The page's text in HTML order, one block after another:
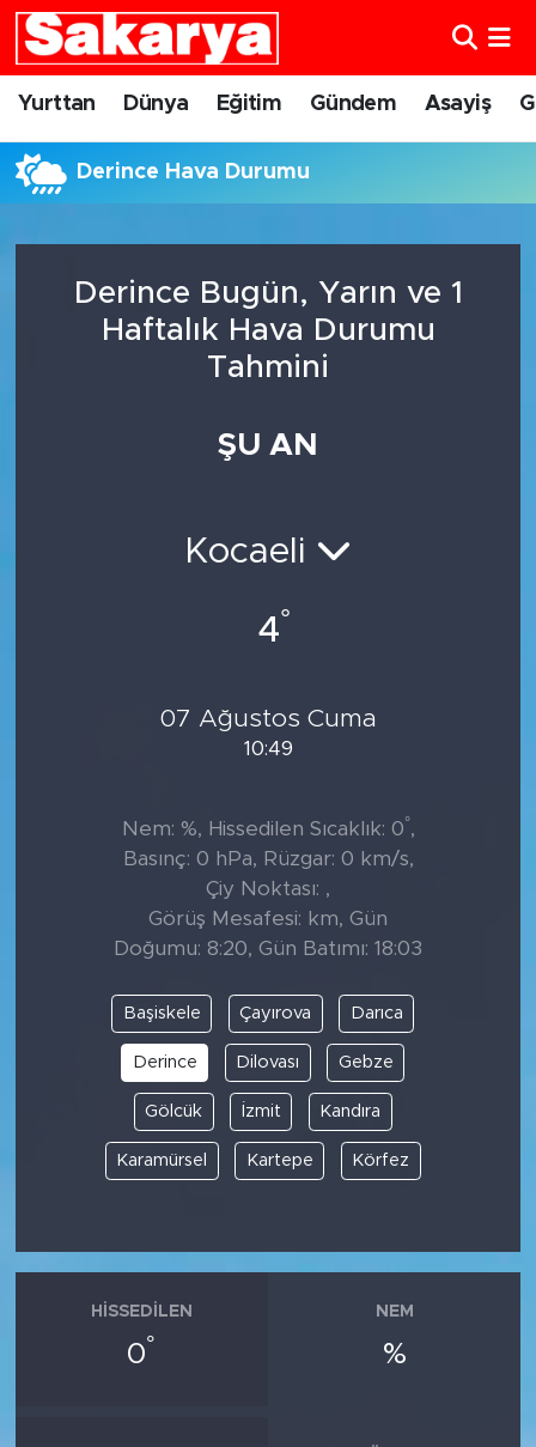
Yurttan Dünya Eğitim Gündem Asayiş
Derince Hava Durumu
Derince Bugün, Yarın ve 1
Haftalık Hava Durumu
Tahmini
ŞU AN
Kocaeli
4°
07 Ağustos Cuma
10:49
Nem: %, Hissedilen Sıcaklık: 0°,
Basınç: 0 hPa, Rüzgar: 0 km/s,
Çiy Noktası: ,
Görüş Mesafesi: km, Gün
Doğumu: 8:20, Gün Batımı: 18:03
Başiskele Çayırova Darıca
Derince Dilovası Gebze
Gölcük İzmit Kandıra
Karamürsel Kartepe Körfez
HISSEDILEN
0°
NEM
%
Yurttan
Eskişehirspor
Teknoloji
Eskişehir Nöbetçi Eczaneler
Süper Lig Puan Durumu ve Fikstür
Son Dakika Haberleri